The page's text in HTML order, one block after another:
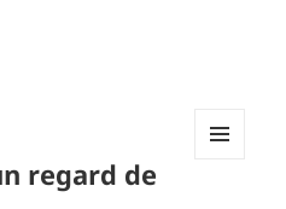
regard de